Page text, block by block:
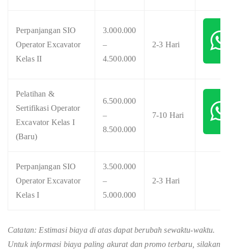
Perpanjangan SIO
Operator Excavator
Kelas II
3.000.000
–
4.500.000
2-3 Hari
Pelatihan &
Sertifikasi Operator
Excavator Kelas I
(Baru)
6.500.000
–
8.500.000
7-10 Hari
Perpanjangan SIO
Operator Excavator
Kelas I
3.500.000
–
5.000.000
2-3 Hari
Catatan: Estimasi biaya di atas dapat berubah sewaktu-waktu.
Untuk informasi biaya paling akurat dan promo terbaru, silakan